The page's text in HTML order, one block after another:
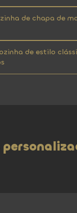
de chapa de
de estilo